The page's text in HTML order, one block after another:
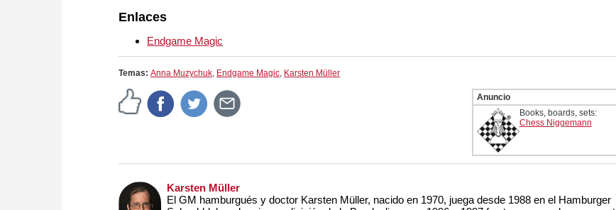
Enlaces
Endgame Magic
Temas: Anna Muzychuk Endgame Magic Karsten Müller
Anuncio
Books, boards, sets:
Chess Niggemann
Karsten Müller
El GM hamburgués y doctor Karsten Müller, nacido en 1970, juega desde 1988 en el Hamburger